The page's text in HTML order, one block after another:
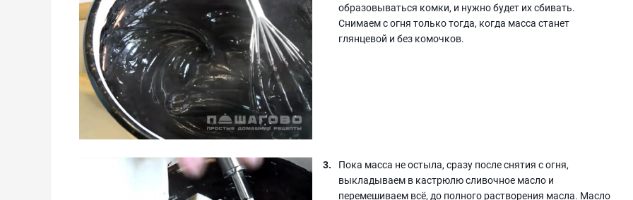
образовываться комки, и нужно будет их сбивать.
Снимаем с огня только тогда, когда масса станет
глянцевой и без комочков.
Пока масса не остыла, сразу после снятия с огня,
выкладываем в кастрюлю сливочное масло и
перемешиваем всё, до полного растворения масла. Масло